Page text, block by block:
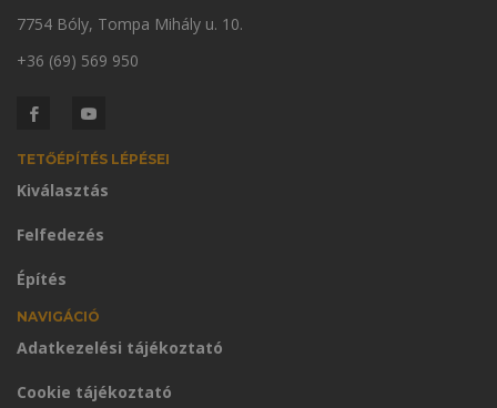
7754 Bóly, Tompa Mihály u. 10.
+36 (69) 569 950
TETŐÉPÍTÉS LÉPÉSEI
Kiválasztás
Felfedezés
Építés
NAVIGÁCIÓ
Adatkezelési tájékoztató
Cookie tájékoztató